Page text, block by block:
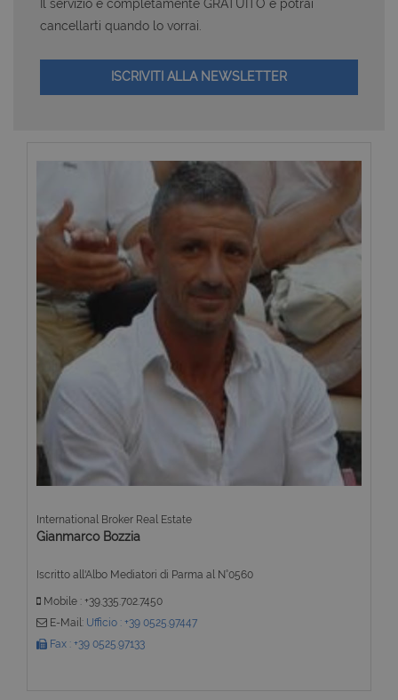
Il servizio è completamente GRATUITO e potrai
cancellarti quando lo vorrai.
ISCRIVITI ALLA NEWSLETTER
International Broker Real Estate
Gianmarco Bozzia
Iscritto all'Albo Mediatori di Parma al N°0560
Mobile : +39.335.702.7450
E-Mail: Ufficio : +39 0525.97447
Fax : +39 0525.97133